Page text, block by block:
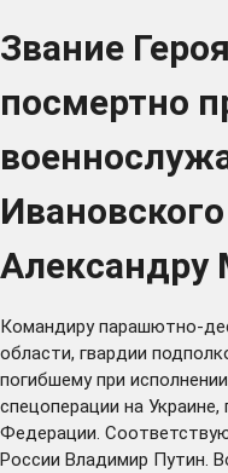
Звание
посмертно
Александру
Командиру парашютно-
области, гвардии
погибшему при
спецоперации на
Федерации.
России Владимир Путин.